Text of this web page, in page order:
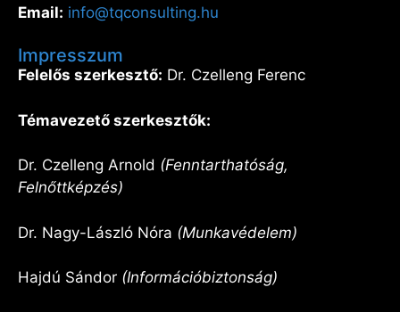
Email: info@tqconsulting.hu
Impresszum
Felelős szerkesztő: Dr. Czelleng Ferenc
Témavezető szerkesztők:
Dr. Czelleng Arnold (Fenntarthatóság,
Felnőttképzés)
Dr. Nagy-László Nóra (Munkavédelem)
Hajdú Sándor (Információbiztonság)